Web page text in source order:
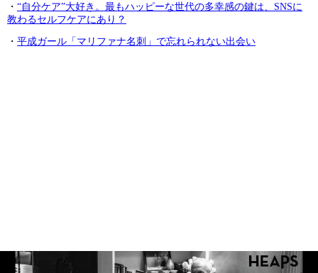
・ “自分ケア”大好き。最もハッピーな世代の多幸感の鍵は、SNSに
教わるセルフケアにあり？
・ 平成ガール「マリファナ名刺」で忘れられない出会い